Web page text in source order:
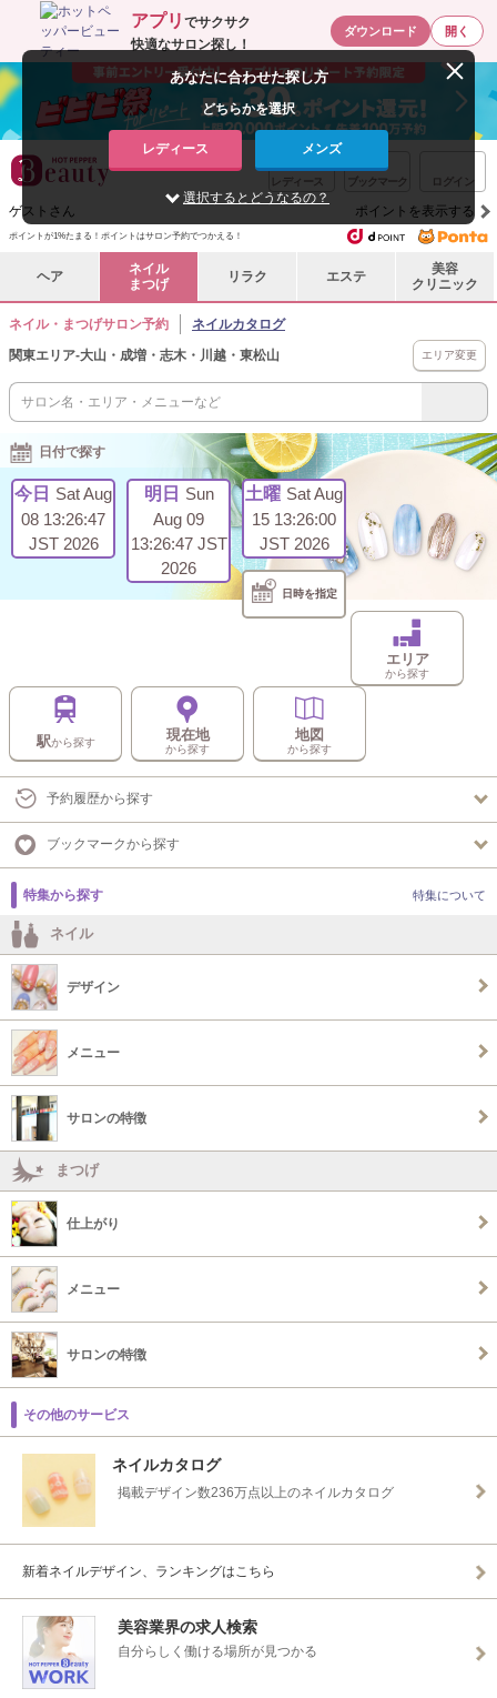
アプリ でサクサク
快適なサロン探し！
ダウンロード 開く
レディース ブックマーク ログイン
ゲストさん ポイントを表示する
ポイントが1%たまる！ポイントはサロン予約でつかえる！
ヘア
ネイル
まつげ
リラク エステ
美容
クリニック
ネイル・まつげサロン予約
ネイルカタログ
関東エリア-大山・成増・志木・川越・東松山 エリア変更
日付で探す
今日 Sat Aug
08 13:26:47
JST 2026
明日 Sun
Aug 09
13:26:47 JST
2026
土曜 Sat Aug
15 13:26:00
JST 2026
日時を指定
エリア
から探す
駅から探す 現在地
から探す
地図
から探す
予約履歴から探す
ブックマークから探す
特集から探す 特集について
ネイル
デザイン
メニュー
サロンの特徴
まつげ
仕上がり
メニュー
サロンの特徴
その他のサービス
ネイルカタログ
掲載デザイン数236万点以上のネイルカタログ
新着ネイルデザイン、ランキングはこちら
美容業界の求人検索
自分らしく働ける場所が見つかる
あなたに合わせた探し方
どちらかを選択
レディース メンズ
選択するとどうなるの？